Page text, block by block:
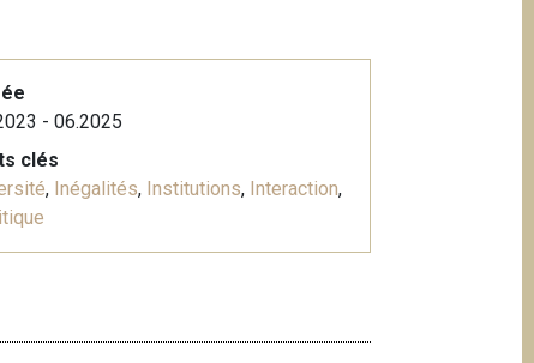
- 06.2025
clés
, Inégalités, Institutions, Interaction,